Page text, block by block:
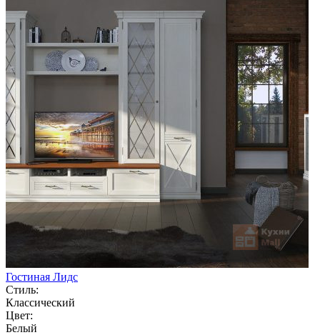
Гостиная Лидс
Стиль:
Классический
Цвет:
Белый